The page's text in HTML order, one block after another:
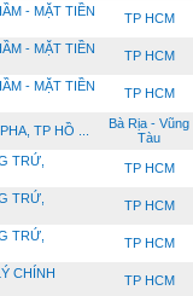
- MẶT TIỀN
TP HCM
- MẶT TIỀN
TP HCM
- MẶT TIỀN
TP HCM
TP HỒ ...
Bà Rịa - Vũng
Tàu
TRỨ,
TP HCM
TRỨ,
TP HCM
TRỨ,
TP HCM
CHÍNH
TP HCM